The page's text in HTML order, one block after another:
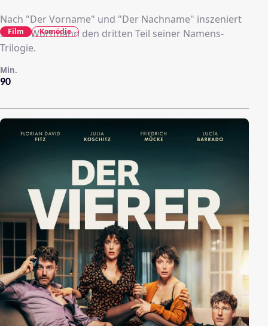
Nach "Der Vorname" und "Der Nachname" inszeniert
Sönke Wortmann den dritten Teil seiner Namens-
Trilogie.
90
Min.
Film Komödie